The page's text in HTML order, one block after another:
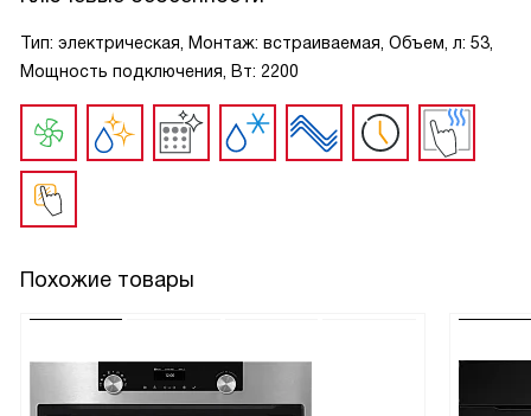
Тип: электрическая, Монтаж: встраиваемая, Объем, л: 53,
Мощность подключения, Вт: 2200
Похожие товары